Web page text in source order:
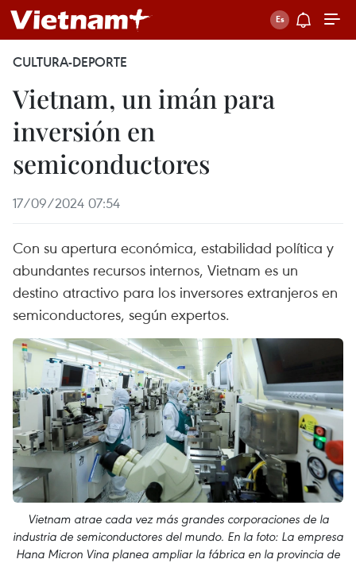
CULTURA-DEPORTE
Vietnam, un imán para
inversión en
semiconductores
17/09/2024 07:54
Con su apertura económica, estabilidad política y
abundantes recursos internos, Vietnam es un
destino atractivo para los inversores extranjeros en
semiconductores, según expertos.
Vietnam atrae cada vez más grandes corporaciones de la
industria de semiconductores del mundo. En la foto: La empresa
Hana Micron Vina planea ampliar la fábrica en la provincia de